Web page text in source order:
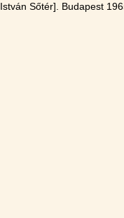
István Sőtér]. Budapest